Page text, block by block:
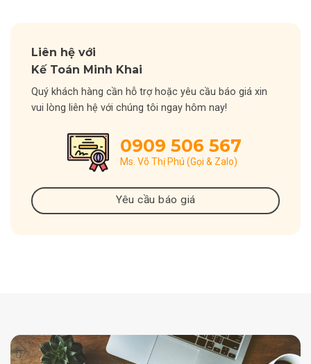
Liên hệ với
Kế Toán Minh Khai
Quý khách hàng cần hỗ trợ hoặc yêu cầu báo giá xin
vui lòng liên hệ với chúng tôi ngay hôm nay!
0909 506 567
Ms. Võ Thị Phú (Gọi & Zalo)
Yêu cầu báo giá